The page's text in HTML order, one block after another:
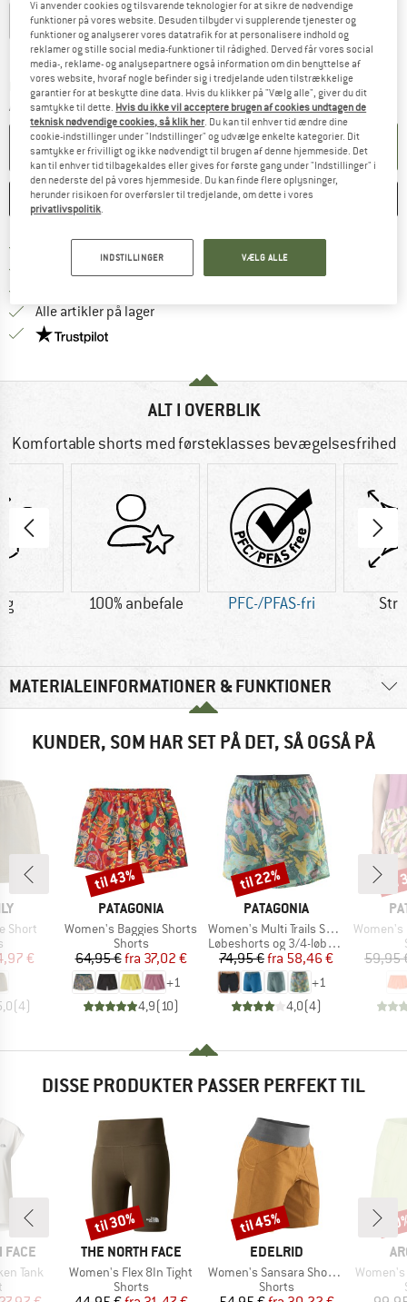
XS S M L XL XXL
Størrelsestabel
Leveringstid: 4-6 arbejdsdageLinket åbnes i en infoboks og indeholder
Antal:
LÆG I KURV
HUSKE SAMMENLIGNE
Portofri fra 69 € (DK) Find oplysninger om forsendelse her!
Alle artikler på lager
Vi er Trustpilot-certificeret - oplysningerne får du
ALT I OVERBLIK
Komfortable shorts med førsteklasses bevægelsesfrihed
g 100% anbefale PFC-/PFAS-fri
MATERIALEINFORMATIONER & FUNKTIONER
KUNDER, SOM HAR SET PÅ DET, SÅ OGSÅ PÅ
Short
pris
€
(4)
MÆRKE
PATAGONIA
Artikel
Women's Baggies Shorts
Produktgruppe
Shorts
Pris
64,95 € Nedsat pris
fra 37,02 €
+1
4,9( 10)
Rabat
til 43%
MÆRKE
PATAGONIA
Artikel
Women's Multi Trails Shorts 5,5''
Produktgruppe
Løbeshorts og 3/4-løbetights
Pris
74,95 € Nedsat pris
fra 58,46 €
+1
4,0(4)
Rabat
til 22%
Artikel
Women's
59,95
DISSE PRODUKTER PASSER PERFEKT TIL
FACE
Tank
MÆRKE
THE NORTH FACE
Artikel
Women's Flex 8In Tight
Produktgruppe
Shorts
Rabat
til 30%
MÆRKE
EDELRID
Artikel
Women's Sansara Shorts II
Produktgruppe
Shorts
Rabat
til 45%
Artikel
Vi anvender cookies og tilsvarende teknologier for at sikre de nødvendige
funktioner på vores website. Desuden tilbyder vi supplerende tjenester og
funktioner og analyserer vores datatrafik for at personalisere indhold og
reklamer og stille social media-funktioner til rådighed. Derved får vores social
media-, reklame- og analysepartnere også information om din benyttelse af
vores website, hvoraf nogle befinder sig i tredjelande uden tilstrækkelige
garantier for at beskytte dine data. Hvis du klikker på "Vælg alle", giver du dit
samtykke til dette. Hvis du ikke vil acceptere brugen af cookies undtagen de
teknisk nødvendige cookies, så klik her. Du kan til enhver tid ændre dine
cookie-indstillinger under "Indstillinger" og udvælge enkelte kategorier. Dit
samtykke er frivilligt og ikke nødvendigt til brugen af denne hjemmeside. Det
kan til enhver tid tilbagekaldes eller gives for første gang under "Indstillinger" i
den nederste del på vores hjemmeside. Du kan finde flere oplysninger,
herunder risikoen for overførsler til tredjelande, om dette i vores
privatlivspolitik.
INDSTILLINGER VÆLG ALLE